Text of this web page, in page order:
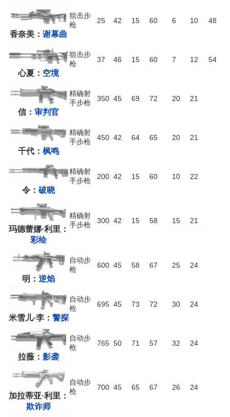
香奈美： 谢幕曲
狙击步
枪
25 42 15 60 6 10 48
心夏： 空境
狙击步
枪
37 46 15 60 7 12 54
信： 审判官
精确射
手步枪
350 45 69 72 20 21
千代： 枫鸣
精确射
手步枪
450 42 64 65 20 21
令： 破晓
精确射
手步枪
200 42 15 60 10 22
玛德蕾娜·利里：
彩绘
精确射
手步枪
300 42 15 58 15 21
明： 逆焰
自动步
枪
600 45 58 67 25 24
米雪儿·李： 警探
自动步
枪
695 45 73 72 30 24
拉薇： 影袭
自动步
枪
765 50 71 57 32 24
加拉蒂亚·利里：
欺诈师
自动步
枪
700 45 65 67 26 24